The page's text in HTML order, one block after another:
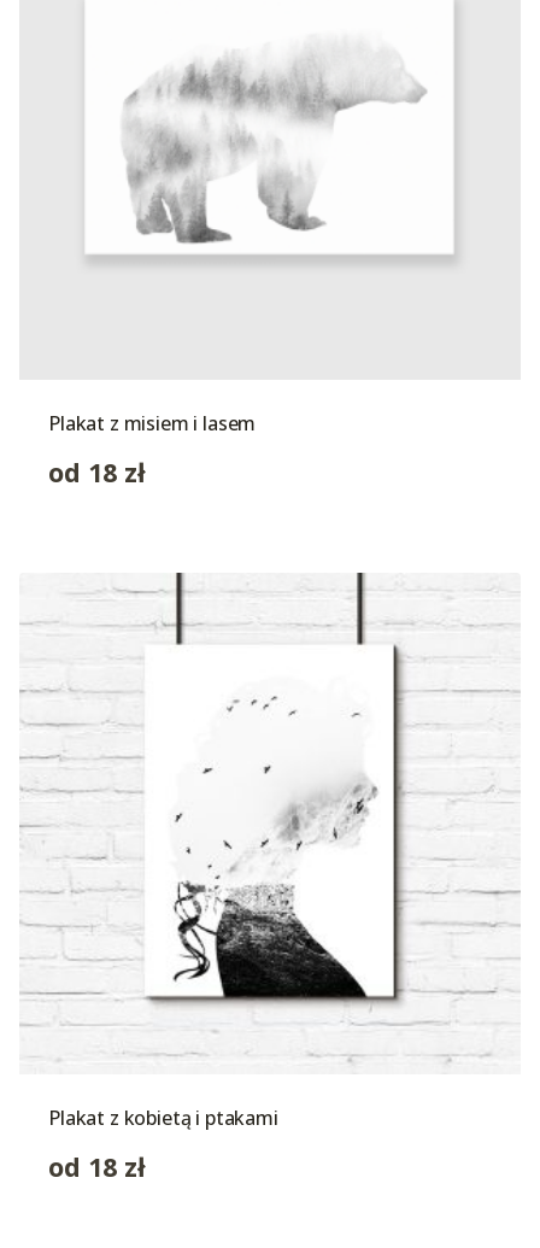
Plakat z misiem i lasem
od 18 zł
Plakat z kobietą i ptakami
od 18 zł